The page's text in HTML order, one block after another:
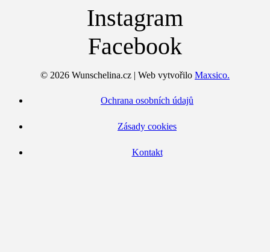
Instagram
Facebook
© 2026 Wunschelina.cz | Web vytvořilo Maxsico.
Ochrana osobních údajů
Zásady cookies
Kontakt